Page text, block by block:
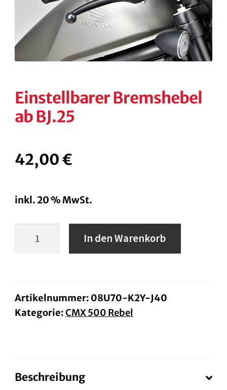
KONTAKT
KASSE
RECHTLICHES
Einstellbarer Bremshebel
ab BJ.25
42,00€
inkl. 20 % MwSt.
Menge
In den Warenkorb
Artikelnummer: 08U70-K2Y-J40
Kategorie:CMX 500 Rebel
Beschreibung